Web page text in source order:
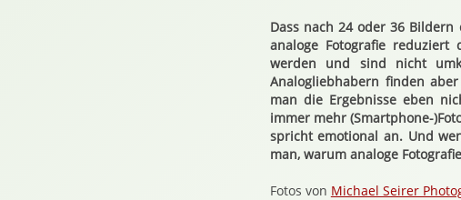
Dass nach 24 oder 36
analoge Fotografie reduziert
werden und sind nicht
Analogliebhabern finden
man die Ergebnisse eben
immer mehr (Smartphone-
spricht emotional an. Und
man, warum analoge
Fotos von Michael Seirer